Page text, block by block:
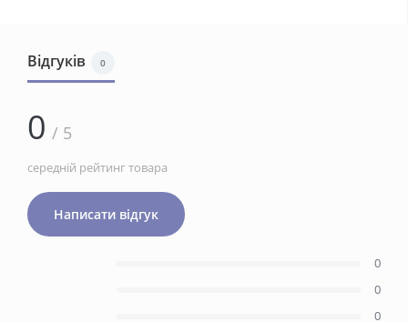
Відгуків 0
0 / 5
середній рейтинг товара
Написати відгук
0
0
0